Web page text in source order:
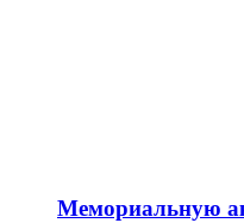
Мемориальную